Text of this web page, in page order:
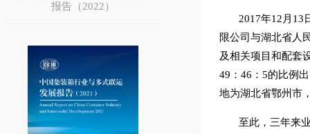
报告（2022）
2017年12月13
限公司与湖北省人
及相关项目和配套
49：46：5的比例
地为湖北省鄂州市
至此，三年来